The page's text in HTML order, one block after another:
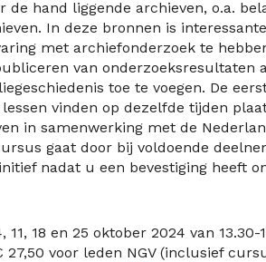
hand liggende archieven, o.a.
In deze bronnen is
met archiefonderzoek te
van onderzoeksresultaten
toe te voegen. De
vinden op dezelfde tijden
in samenwerking met de
gaat door bij voldoende
nadat u een bevestiging heeft
11, 18 en 25 oktober 2024 van
27,50 voor leden NGV (inclusief